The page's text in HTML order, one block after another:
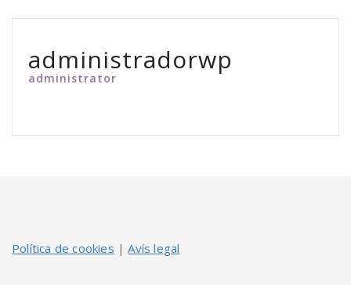
administradorwp
administrator
Política de cookies |Avís legal